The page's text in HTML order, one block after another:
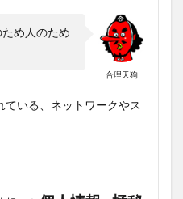
合理天狗
め人のため
いる、ネットワークやス